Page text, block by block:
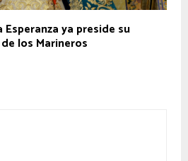
ya preside su
los Marineros